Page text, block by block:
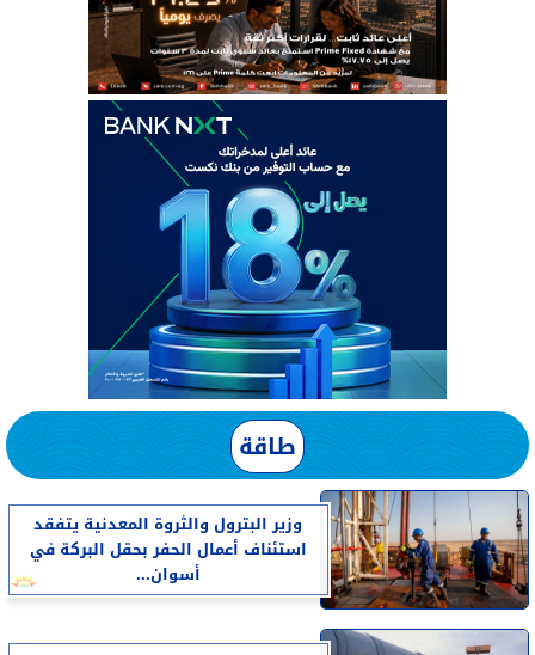
طاقة
وزير البترول والثروة المعدنية يتفقد
استئناف أعمال الحفر بحقل البركة في
أسوان...